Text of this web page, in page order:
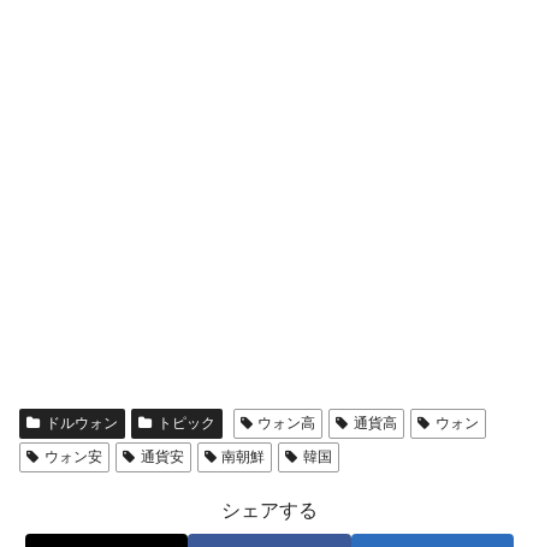
ドルウォン トピック ウォン高 通貨高
ウォン
ウォン安
通貨安 南朝鮮 韓国
シェアする